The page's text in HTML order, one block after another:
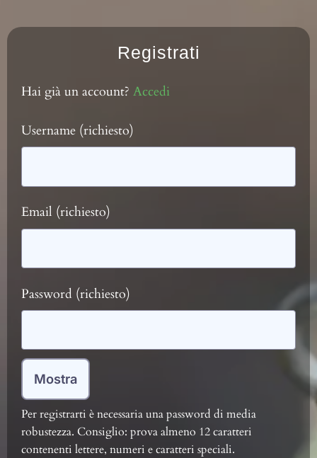
Registrati
Hai già un account? Accedi
Username (richiesto)
Email (richiesto)
Password (richiesto)
Mostra
Per registrarti è necessaria una password di media
robustezza. Consiglio: prova almeno 12 caratteri
contenenti lettere, numeri e caratteri speciali.